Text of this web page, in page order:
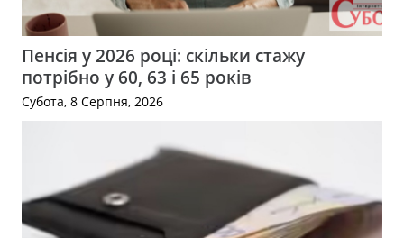
Пенсія у 2026 році: скільки стажу
потрібно у 60, 63 і 65 років
Субота, 8 Серпня, 2026